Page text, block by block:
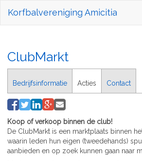
Korfbalvereniging Amicitia
ClubMarkt
Bedrijfsinformatie Acties Contact
Koop of verkoop binnen de club!
De ClubMarkt is een marktplaats binnen
waarin leden hun eigen (tweedehands)
aanbieden en op zoek kunnen gaan naar